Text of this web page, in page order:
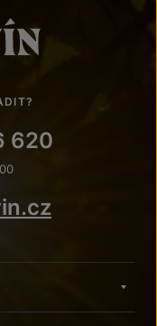
620